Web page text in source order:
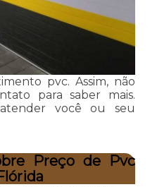
pvc. Assim, não
para saber mais.
você ou seu
Preço de Pvc